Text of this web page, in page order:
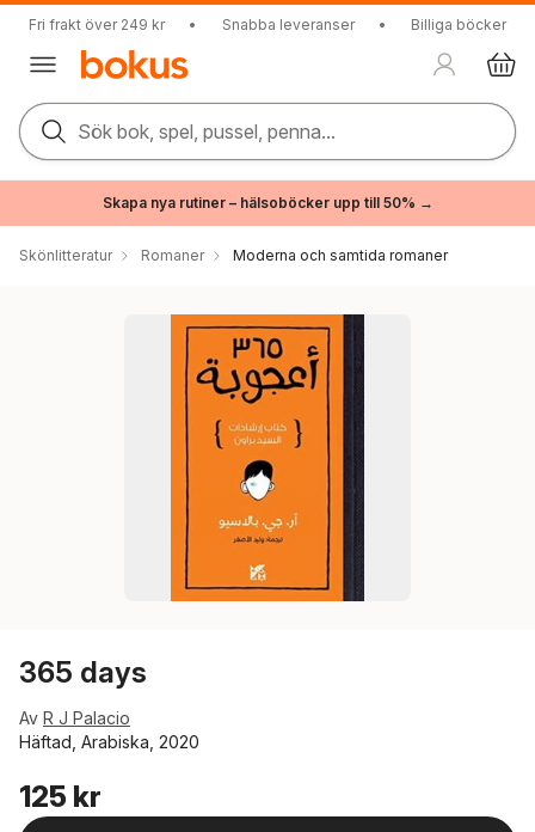
Fri frakt över 249 kr • Snabba leveranser • Billiga böcker
Sök bok, spel, pussel, penna...
Skapa nya rutiner – hälsoböcker upp till 50% →
Skönlitteratur Romaner Moderna och samtida romaner
365 days
Av R J Palacio
Häftad, Arabiska, 2020
125 kr